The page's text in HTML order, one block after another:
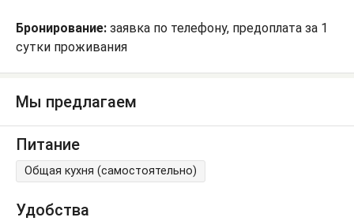
Бронирование: заявка по телефону, предоплата за 1
сутки проживания
Мы предлагаем
Питание
Общая кухня (самостоятельно)
Удобства